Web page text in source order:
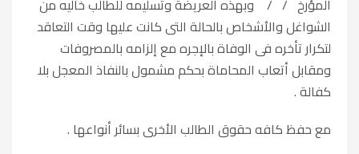
المؤرخ / / وبهذه العريضة وتسليمه للطالب خاليه من
الشواغل والأشخاص بالحالة التى كانت عليها وقت التعاقد
لتكرار تأخره فى الوفاة بالإجره مع إلزامه بالمصروفات
ومقابل أتعاب المحاماة بحكم مشمول بالنفاذ المعجل بلا
كفالة .
مع حفظ كافه حقوق الطالب الأخرى بسائر أنواعها .